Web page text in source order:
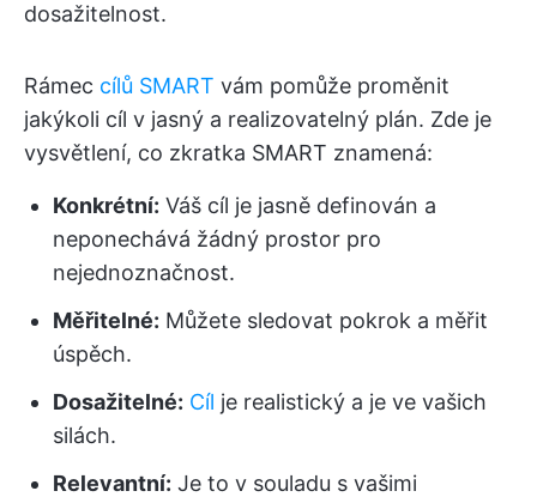
dosažitelnost.
Rámec cílů SMART vám pomůže proměnit
jakýkoli cíl v jasný a realizovatelný plán. Zde je
vysvětlení, co zkratka SMART znamená:
Konkrétní: Váš cíl je jasně definován a
neponechává žádný prostor pro
nejednoznačnost.
Měřitelné: Můžete sledovat pokrok a měřit
úspěch.
Dosažitelné: Cíl je realistický a je ve vašich
silách.
Relevantní: Je to v souladu s vašimi